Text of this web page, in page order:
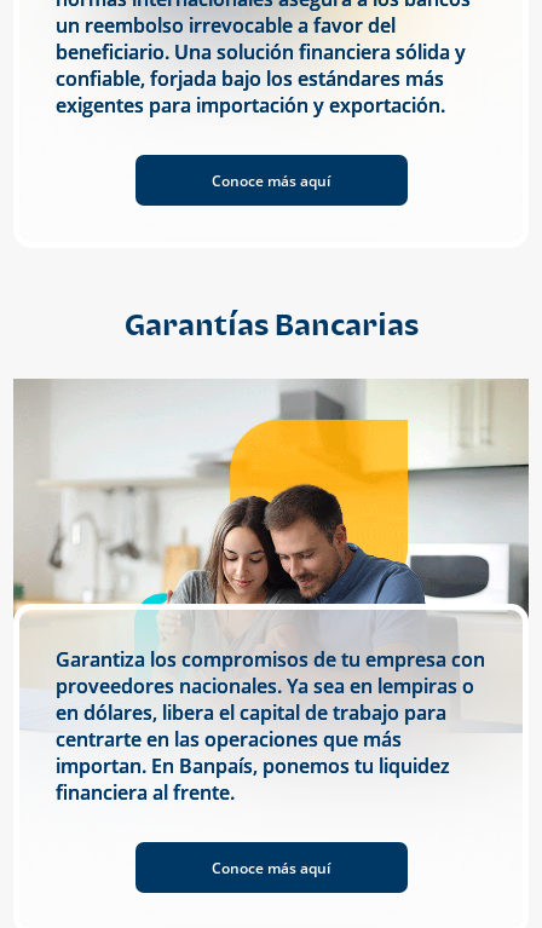
un reembolso irrevocable a favor del
beneficiario. Una solución financiera sólida y
confiable, forjada bajo los estándares más
exigentes para importación y exportación.
Conoce más aquí
Garantías Bancarias
Garantiza los compromisos de tu empresa con
proveedores nacionales. Ya sea en lempiras o
en dólares, libera el capital de trabajo para
centrarte en las operaciones que más
importan. En Banpaís, ponemos tu liquidez
financiera al frente.
Conoce más aquí